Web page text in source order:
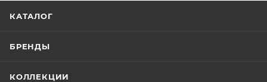
КАТАЛОГ
БРЕНДЫ
КОЛЛЕКЦИИ